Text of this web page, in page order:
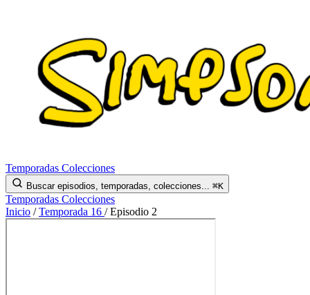
Temporadas Colecciones
Buscar episodios, temporadas, colecciones... ⌘K
Temporadas Colecciones
Inicio / Temporada 16 / Episodio 2